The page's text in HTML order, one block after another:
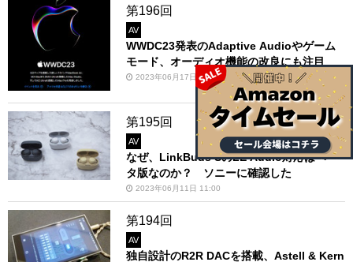
第196回
AV
WWDC23発表のAdaptive Audioやゲーム
モード、オーディオ機能の改良にも注目
2023年06月17日 17:00
第195回
AV
なぜ、LinkBuds SのLE Audio対応はベー
タ版なのか？ ソニーに確認した
2023年06月11日 11:00
第194回
AV
独自設計のR2R DACを搭載、Astell & Kern